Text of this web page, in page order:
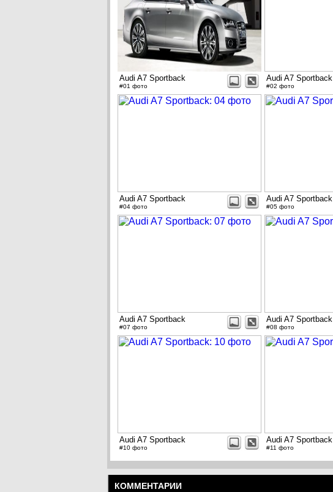
Audi A7 Sportback
#01 фото
Audi A7 Sportback
#02 фото
Audi A7 Sportback
#04 фото
Audi A7 Sportback
#05 фото
Audi A7 Sportback
#07 фото
Audi A7 Sportback
#08 фото
Audi A7 Sportback
#10 фото
Audi A7 Sportback
#11 фото
КОММЕНТАРИИ